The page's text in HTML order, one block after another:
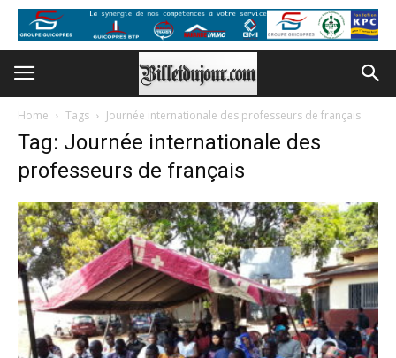
Home Tags Journée internationale des professeurs de français
Tag: Journée internationale des
professeurs de français